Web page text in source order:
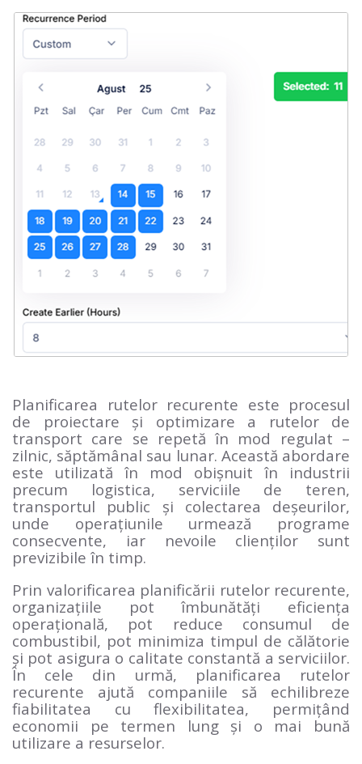
Planificarea rutelor recurente este procesul
de proiectare și optimizare a rutelor de
transport care se repetă în mod regulat –
zilnic, săptămânal sau lunar. Această abordare
este utilizată în mod obișnuit în industrii
precum logistica, serviciile de teren,
transportul public și colectarea deșeurilor,
unde operațiunile urmează programe
consecvente, iar nevoile clienților sunt
previzibile în timp.
Prin valorificarea planificării rutelor recurente,
organizațiile pot îmbunătăți eficiența
operațională, pot reduce consumul de
combustibil, pot minimiza timpul de călătorie
și pot asigura o calitate constantă a serviciilor.
În cele din urmă, planificarea rutelor
recurente ajută companiile să echilibreze
fiabilitatea cu flexibilitatea, permițând
economii pe termen lung și o mai bună
utilizare a resurselor.